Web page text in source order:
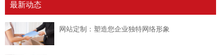
最新动态
网站定制：塑造您企业独特网络形象